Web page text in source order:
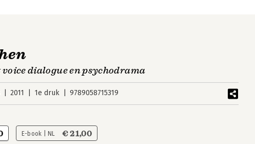
dialogue en psychodrama
2011 1e druk 9789058715319
E-book | NL € 21,00